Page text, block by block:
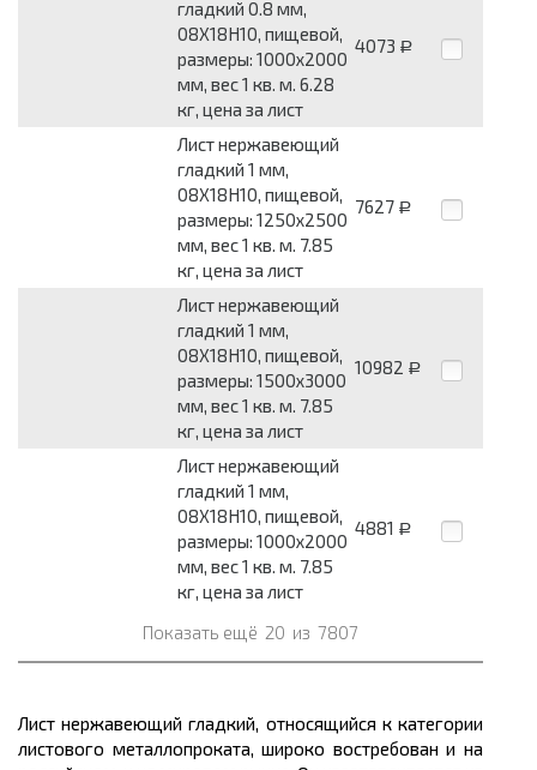
гладкий 0.8 мм,
08Х18Н10, пищевой,
размеры: 1000x2000
мм, вес 1 кв. м. 6.28
кг, цена за лист
4073 Р
Лист нержавеющий
гладкий 1 мм,
08Х18Н10, пищевой,
размеры: 1250x2500
мм, вес 1 кв. м. 7.85
кг, цена за лист
7627 Р
Лист нержавеющий
гладкий 1 мм,
08Х18Н10, пищевой,
размеры: 1500x3000
мм, вес 1 кв. м. 7.85
кг, цена за лист
10982 Р
Лист нержавеющий
гладкий 1 мм,
08Х18Н10, пищевой,
размеры: 1000x2000
мм, вес 1 кв. м. 7.85
кг, цена за лист
4881 Р
Показать ещё 20 из 7807
Лист нержавеющий гладкий, относящийся к категории
листового металлопроката, широко востребован и на